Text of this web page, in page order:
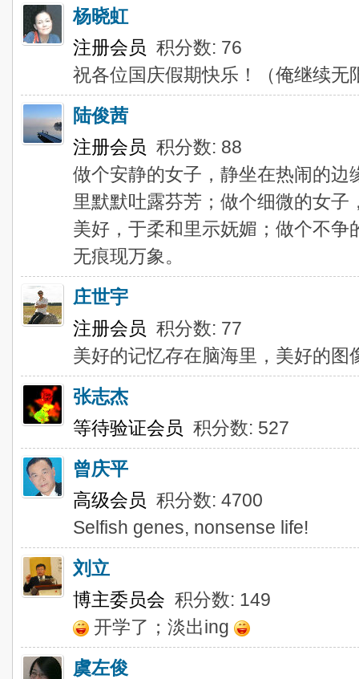
杨晓虹
注册会员 积分数: 76
祝各位国庆假期快乐！（俺继续无
陆俊茜
注册会员 积分数: 88
做个安静的女子，静坐在热闹的
里默默吐露芬芳；做个细微的女
美好，于柔和里示妩媚；做个不
无痕现万象。
庄世宇
注册会员 积分数: 77
美好的记忆存在脑海里，美好的
张志杰
等待验证会员 积分数: 527
曾庆平
高级会员 积分数: 4700
Selfish genes, nonsense life!
刘立
博主委员会 积分数: 149
开学了；淡出ing
虞左俊